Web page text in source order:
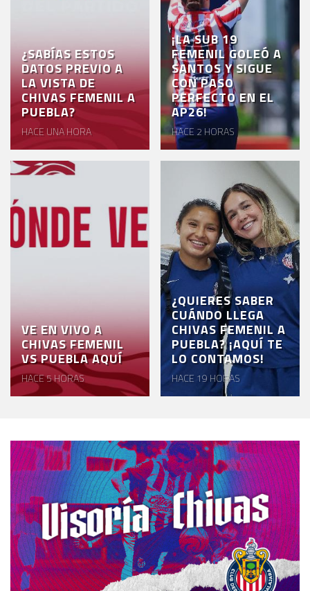
¿SABÍAS ESTOS
DATOS PREVIO A
LA VISTA DE
CHIVAS FEMENIL A
PUEBLA?
HACE UNA HORA
¡LA SUB 19
FEMENIL GOLEÓ A
SANTOS Y SIGUE
CON PASO
PERFECTO EN EL
AP26!
HACE 2 HORAS
VE EN VIVO A
CHIVAS FEMENIL
VS PUEBLA AQUÍ
HACE 5 HORAS
¿QUIERES SABER
CUÁNDO LLEGA
CHIVAS FEMENIL A
PUEBLA? ¡AQUÍ TE
LO CONTAMOS!
HACE 19 HORAS